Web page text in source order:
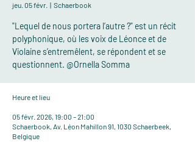
jeu. 05 févr.
  |
Schaerbook
"Lequel de nous portera l’autre ?" est un récit
polyphonique, où les voix de Léonce et de
Violaine s’entremêlent, se répondent et se
questionnent. @Ornella Somma
Heure et lieu
05 févr. 2026, 19:00 – 21:00
Schaerbook, Av. Léon Mahillon 91, 1030 Schaerbeek,
Belgique